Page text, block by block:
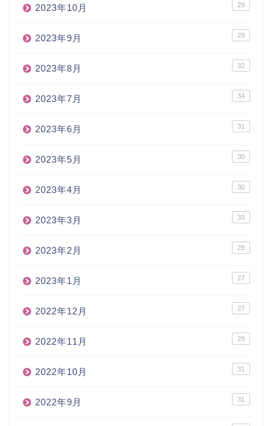
2023年10月 29
2023年9月 29
2023年8月 32
2023年7月 34
2023年6月 31
2023年5月 30
2023年4月 30
2023年3月 33
2023年2月 29
2023年1月 27
2022年12月 27
2022年11月 29
2022年10月 31
2022年9月 31